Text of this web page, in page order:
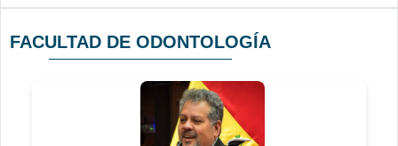
FACULTAD DE ODONTOLOGÍA